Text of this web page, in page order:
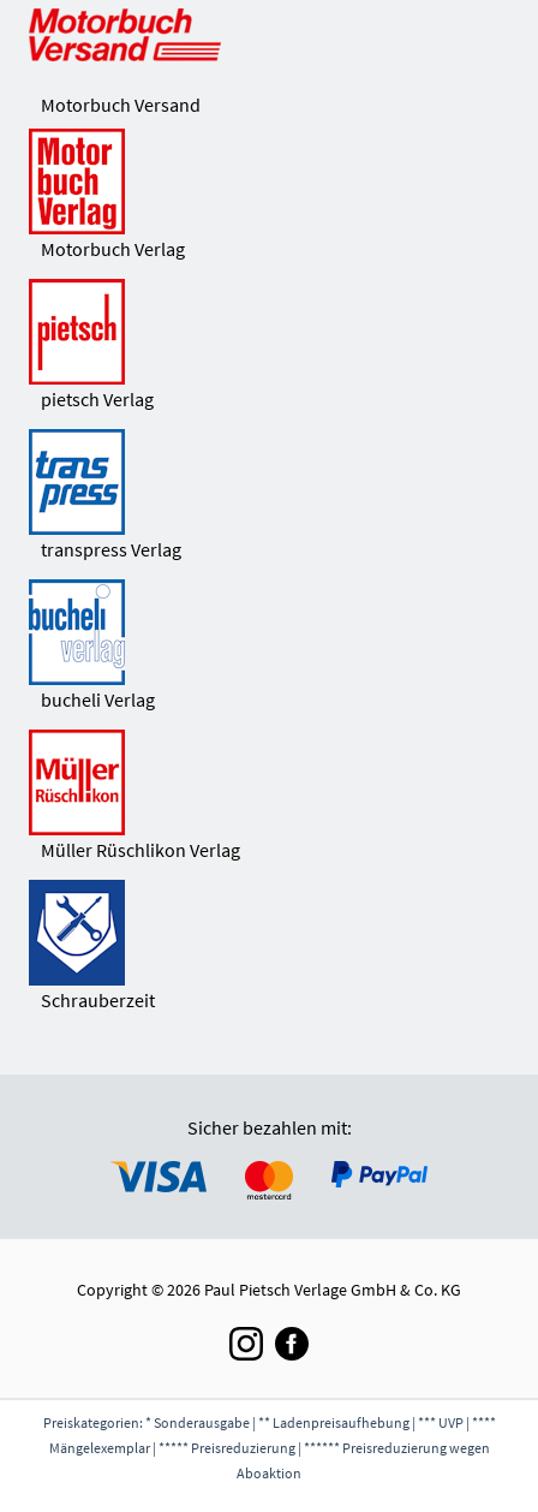
Motorbuch Versand
Motorbuch Verlag
pietsch Verlag
transpress Verlag
bucheli Verlag
Müller Rüschlikon Verlag
Schrauberzeit
Sicher bezahlen mit:
Copyright © 2026 Paul Pietsch Verlage GmbH & Co. KG
Preiskategorien: * Sonderausgabe | ** Ladenpreisaufhebung | *** UVP | ****
Mängelexemplar | ***** Preisreduzierung | ****** Preisreduzierung wegen
Aboaktion